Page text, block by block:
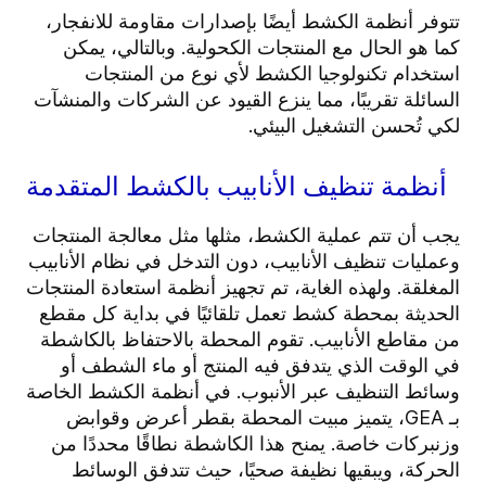
تتوفر أنظمة الكشط أيضًا بإصدارات مقاومة للانفجار،
كما هو الحال مع المنتجات الكحولية. وبالتالي، يمكن
استخدام تكنولوجيا الكشط لأي نوع من المنتجات
السائلة تقريبًا، مما ينزع القيود عن الشركات والمنشآت
لكي تُحسن التشغيل البيئي.
أنظمة تنظيف الأنابيب بالكشط المتقدمة
يجب أن تتم عملية الكشط، مثلها مثل معالجة المنتجات
وعمليات تنظيف الأنابيب، دون التدخل في نظام الأنابيب
المغلقة. ولهذه الغاية، تم تجهيز أنظمة استعادة المنتجات
الحديثة بمحطة كشط تعمل تلقائيًا في بداية كل مقطع
من مقاطع الأنابيب. تقوم المحطة بالاحتفاظ بالكاشطة
في الوقت الذي يتدفق فيه المنتج أو ماء الشطف أو
وسائط التنظيف عبر الأنبوب. في أنظمة الكشط الخاصة
بـ GEA، يتميز مبيت المحطة بقطر أعرض وقوابض
وزنبركات خاصة. يمنح هذا الكاشطة نطاقًا محددًا من
الحركة، ويبقيها نظيفة صحيًا، حيث تتدفق الوسائط